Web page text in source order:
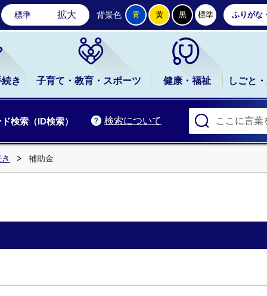
石岡市公式ホームページ
標準 拡大 背景色 青 黄 黒 標準 ふりがな
き 子育て・教育・スポーツ 健康・福祉 しごと
検索について
検索（ID検索）
補助金